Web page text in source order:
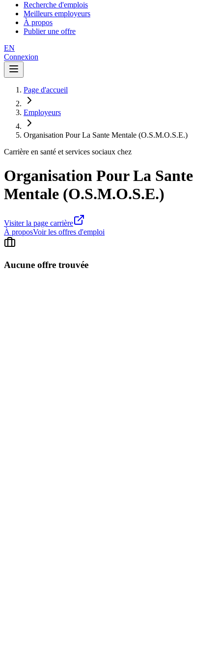
Recherche d'emplois
Meilleurs employeurs
À propos
Publier une offre
EN
Connexion
Page d'accueil
Employeurs
Organisation Pour La Sante Mentale (O.S.M.O.S.E.)
Carrière en santé et services sociaux chez
Organisation Pour La Sante
Mentale (O.S.M.O.S.E.)
Visiter la page carrière
À proposVoir les offres d'emploi
Aucune offre trouvée